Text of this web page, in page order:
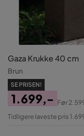
Gaza Krukke 40 cm
Brun
SE PRISEN!
Pris
1.699,-
Original
Før
Tidligere laveste pris